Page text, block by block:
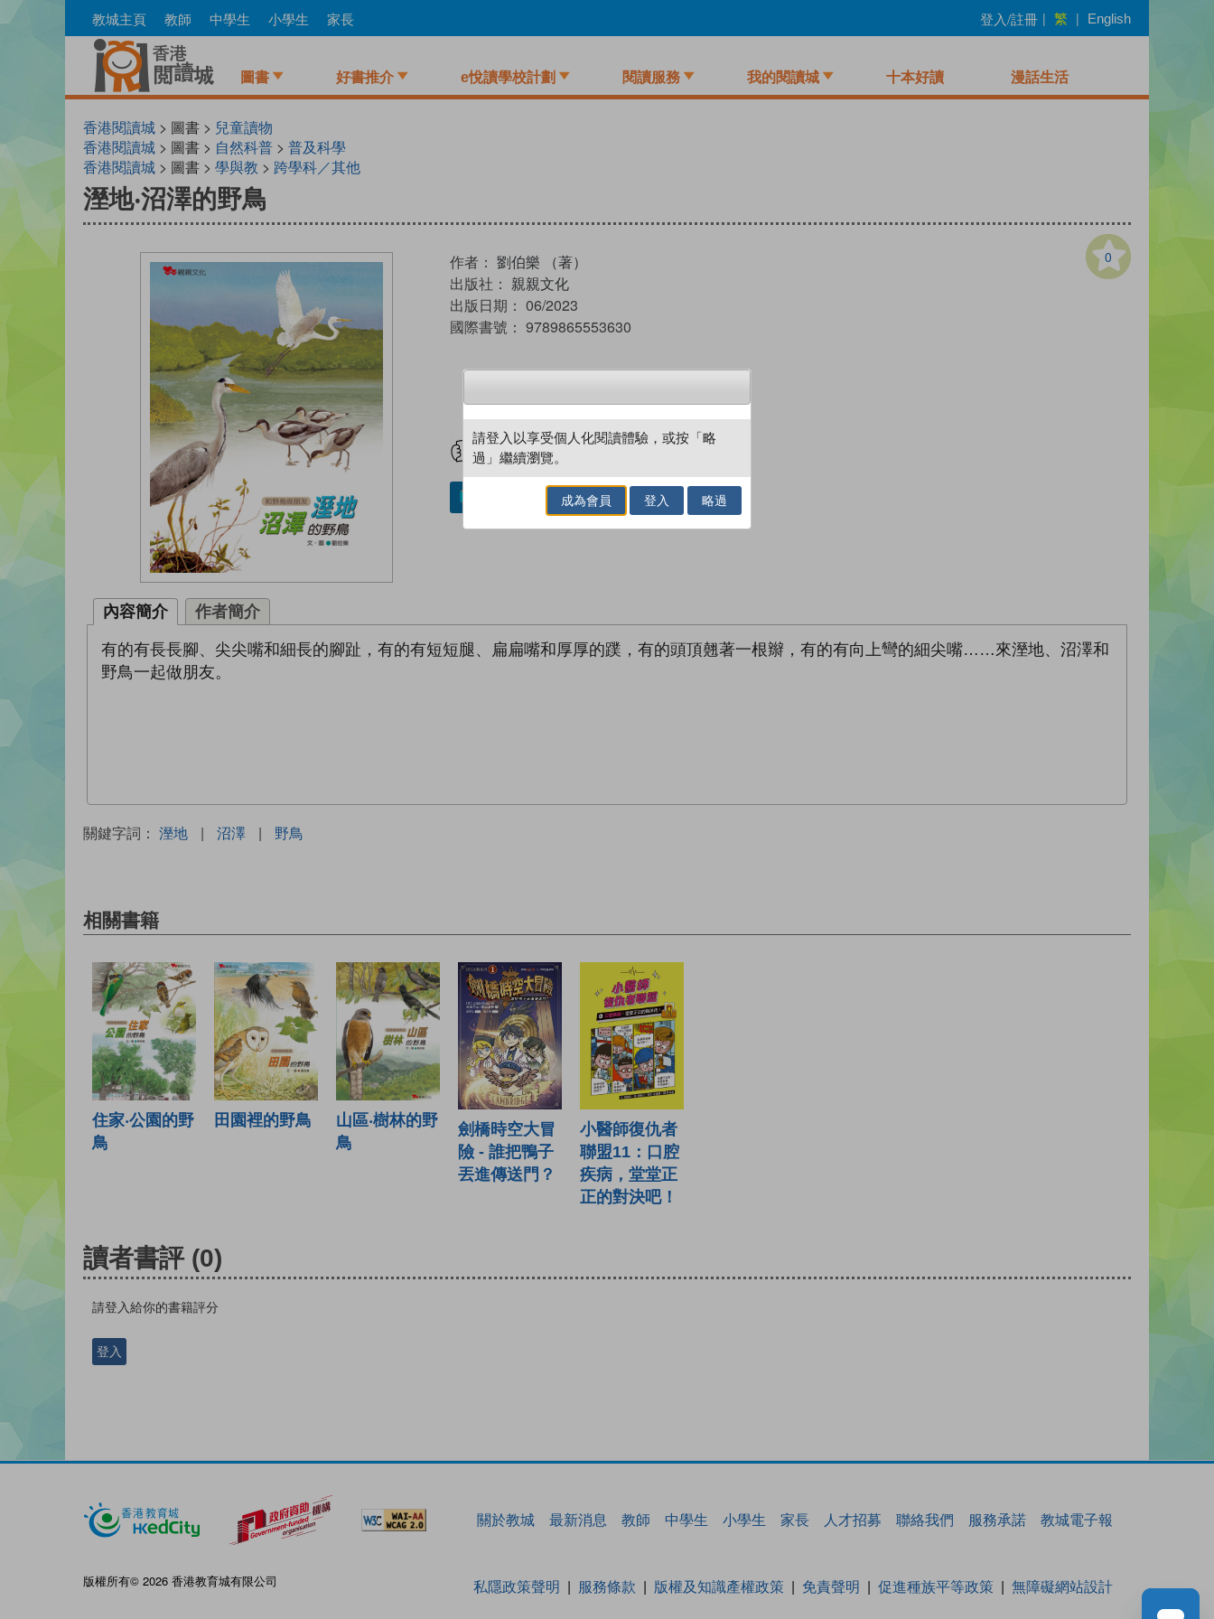
to
教城主頁 教師 中學生 小學生 家長 登入/註冊 | 繁 | English
圖書 好書推介 e悅讀學校計劃 閱讀服務 我的閱讀城 十本好讀 漫話生活
香港閱讀城 > 圖書 > 兒童讀物
香港閱讀城 > 圖書 > 自然科普 > 普及科學
香港閱讀城 > 圖書 > 學與教 > 跨學科／其他
溼地‧沼澤的野鳥
0
作者： 劉伯樂 （著）
出版社： 親親文化
出版日期： 06/2023
國際書號： 9789865553630
試閲 加入閱讀紀錄
加入／閱讀電子書
內容簡介 作者簡介
有的有長長腳、尖尖嘴和細長的腳趾，有的有短短腿、扁扁嘴和厚厚的蹼，有的頭頂翹著一根辮，有的有向上彎的細尖嘴……來溼地、沼澤和
野鳥一起做朋友。
關鍵字詞： 溼地 | 沼澤 | 野鳥
相關書籍
住家‧公園的野
鳥
田園裡的野鳥
山區‧樹林的野
鳥
劍橋時空大冒
險 - 誰把鴨子
丟進傳送門？
小醫師復仇者
聯盟11：口腔
疾病，堂堂正
正的對決吧！
讀者書評 (0)
請登入給你的書籍評分
登入
關於教城 最新消息 教師 中學生 小學生 家長 人才招募 聯絡我們 服務承諾 教城電子報
版權所有© 2026 香港教育城有限公司 私隱政策聲明 服務條款 版權及知識產權政策 免責聲明 促進種族平等政策 無障礙網站設計
請登入以享受個人化閱讀體驗，或按「略
過」繼續瀏覽。
成為會員 登入 略過